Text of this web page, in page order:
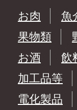
お肉
魚
果物類
お酒
飲
加工品等
電化製品